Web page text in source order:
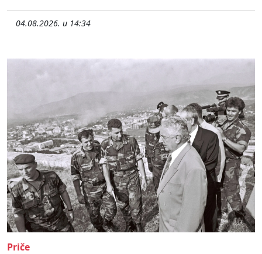
04.08.2026. u 14:34
Priče